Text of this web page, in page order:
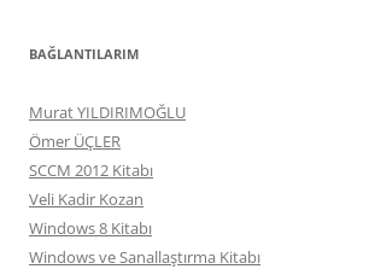
BAĞLANTILARIM
Murat YILDIRIMOĞLU
Ömer ÜÇLER
SCCM 2012 Kitabı
Veli Kadir Kozan
Windows 8 Kitabı
Windows ve Sanallaştırma Kitabı